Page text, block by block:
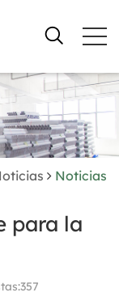
Noticias
para la